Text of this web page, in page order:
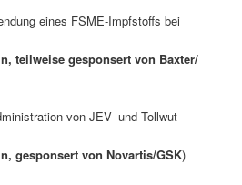
eines FSME-Impfstoffs bei
teilweise gesponsert von Baxter/
von JEV- und Tollwut-
gesponsert von Novartis/GSK)